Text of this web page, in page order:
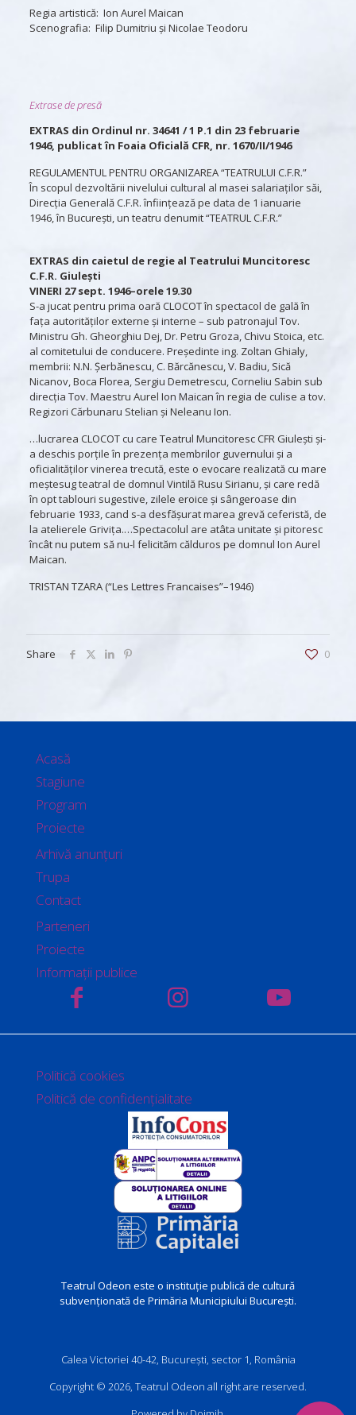
Regia artistică: Ion Aurel Maican
Scenografia: Filip Dumitriu şi Nicolae Teodoru
Extrase de presă
EXTRAS din Ordinul nr. 34641 / 1 P.1 din 23 februarie
1946, publicat în Foaia Oficială CFR, nr. 1670/II/1946
REGULAMENTUL PENTRU ORGANIZAREA “TEATRULUI C.F.R.”
În scopul dezvoltării nivelului cultural al masei salariaților săi,
Direcția Generală C.F.R. înființează pe data de 1 ianuarie
1946, în București, un teatru denumit “TEATRUL C.F.R.”
EXTRAS din caietul de regie al Teatrului Muncitoresc
C.F.R. Giulești
VINERI 27 sept. 1946–orele 19.30
S-a jucat pentru prima oară CLOCOT în spectacol de gală în
fața autorităților externe și interne – sub patronajul Tov.
Ministru Gh. Gheorghiu Dej, Dr. Petru Groza, Chivu Stoica, etc.
al comitetului de conducere. Președinte ing. Zoltan Ghialy,
membrii: N.N. Șerbănescu, C. Bărcănescu, V. Badiu, Sică
Nicanov, Boca Florea, Sergiu Demetrescu, Corneliu Sabin sub
direcția Tov. Maestru Aurel Ion Maican în regia de culise a tov.
Regizori Cărbunaru Stelian și Neleanu Ion.
…lucrarea CLOCOT cu care Teatrul Muncitoresc CFR Giuleşti şi-
a deschis porţile în prezenţa membrilor guvernului şi a
oficialităţilor vinerea trecută, este o evocare realizată cu mare
meştesug teatral de domnul Vintilă Rusu Sirianu, şi care redă
în opt tablouri sugestive, zilele eroice şi sângeroase din
februarie 1933, cand s-a desfăşurat marea grevă ceferistă, de
la atelierele Griviţa.…Spectacolul are atâta unitate şi pitoresc
încât nu putem să nu-l felicităm călduros pe domnul Ion Aurel
Maican.
TRISTAN TZARA (“Les Lettres Francaises”–1946)
Share 0
Acasă
Stagiune
Program
Proiecte
Arhivă anunțuri
Trupa
Contact
Parteneri
Proiecte
Informații publice
Politică cookies
Politică de confidențialitate
Teatrul Odeon este o instituție publică de cultură
subvenționată de Primăria Municipiului București.
Calea Victoriei 40-42, București, sector 1, România
Copyright © 2026, Teatrul Odeon all right are reserved.